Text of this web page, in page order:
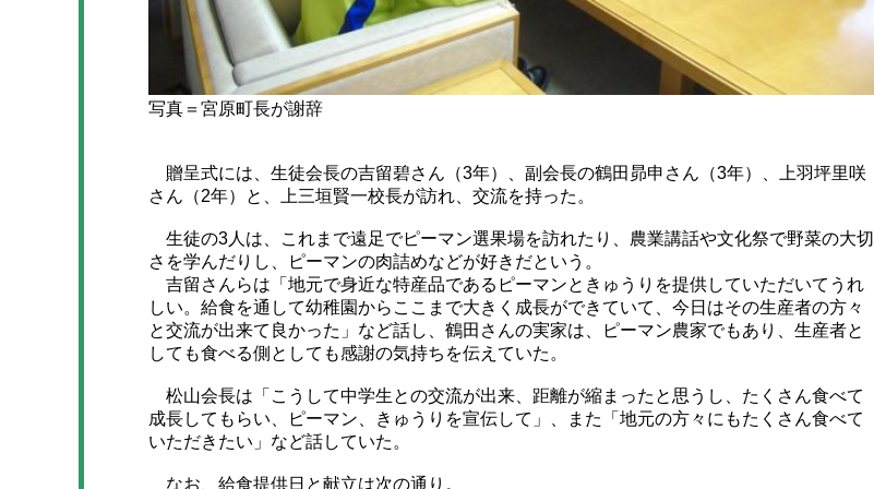
写真＝宮原町長が謝辞
贈呈式には、生徒会長の吉留碧さん（3年）、副会長の鶴田昴申さん（3年）、上羽坪里咲
さん（2年）と、上三垣賢一校長が訪れ、交流を持った。
生徒の3人は、これまで遠足でピーマン選果場を訪れたり、農業講話や文化祭で野菜の大切
さを学んだりし、ピーマンの肉詰めなどが好きだという。
吉留さんらは「地元で身近な特産品であるピーマンときゅうりを提供していただいてうれ
しい。給食を通して幼稚園からここまで大きく成長ができていて、今日はその生産者の方々
と交流が出来て良かった」など話し、鶴田さんの実家は、ピーマン農家でもあり、生産者と
しても食べる側としても感謝の気持ちを伝えていた。
松山会長は「こうして中学生との交流が出来、距離が縮まったと思うし、たくさん食べて
成長してもらい、ピーマン、きゅうりを宣伝して」、また「地元の方々にもたくさん食べて
いただきたい」など話していた。
なお、給食提供日と献立は次の通り。